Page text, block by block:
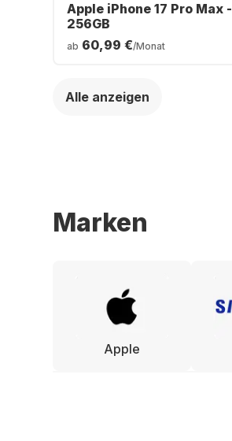
Apple iPhone 17 Pro Max -
256GB
ab 60,99 €/Monat
Alle anzeigen
Marken
Apple